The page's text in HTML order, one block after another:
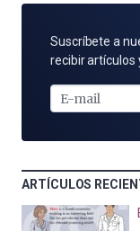
SUSCRÍBETE
POR
MAIL
Suscríbete a
recibir artículos
ARTÍCULOS